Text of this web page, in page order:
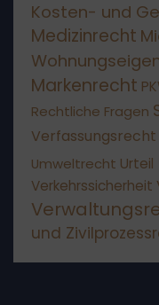
Kosten- und
Medizinrecht
Markenrecht
Rechtliche Fragen
Verfassungsrecht
Umweltrecht Urteil
Verkehrssicherheit
und